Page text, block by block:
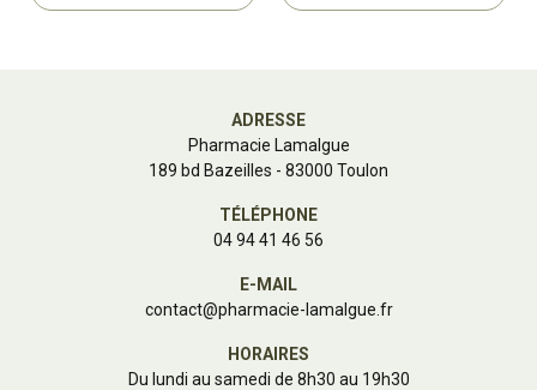
ADRESSE
Pharmacie Lamalgue
189 bd Bazeilles - 83000 Toulon
TÉLÉPHONE
04 94 41 46 56
E-MAIL
contact@pharmacie-lamalgue.fr
HORAIRES
Du lundi au samedi de 8h30 au 19h30